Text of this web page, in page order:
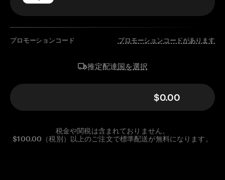
プロモーションコード プロモーションコードがあります
推定配達国を選択
$0.00
税金や関税は含まれておりません。
$100.00（税別）以上のご注文で標準配送が無料になります。